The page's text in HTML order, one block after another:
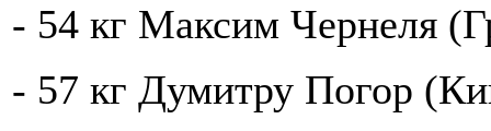
- 54 кг Максим Чернеля
- 57 кг Думитру Погор